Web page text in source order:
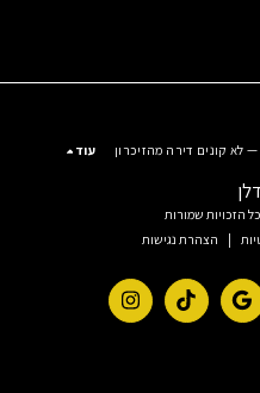
| הצהרת נגישות
לא קונים דירה מהזיכרון עוד